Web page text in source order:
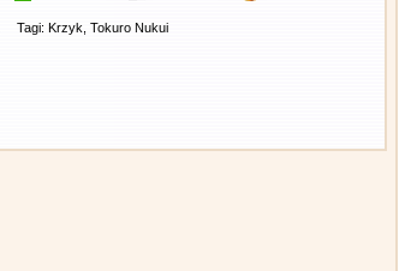
Tagi: Krzyk, Tokuro Nukui